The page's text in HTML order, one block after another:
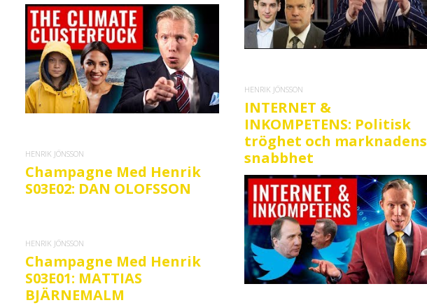
HENRIK JÖNSSON
INTERNET &
INKOMPETENS: Politisk
tröghet och marknadens
snabbhet
HENRIK JÖNSSON
Champagne Med Henrik
S03E02: DAN OLOFSSON
HENRIK JÖNSSON
Champagne Med Henrik
S03E01: MATTIAS
BJÄRNEMALM